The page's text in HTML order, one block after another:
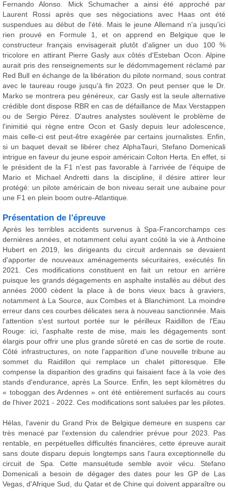
Fernando Alonso. Mick Schumacher a ainsi été approché par
Laurent Rossi après que ses négociations avec Haas ont été
suspendues au début de l'été. Mais le jeune Allemand n'a jusqu'ici
rien prouvé en Formule 1, et on apprend en Belgique que le
constructeur français envisagerait plutôt d'aligner un duo 100 %
tricolore en attirant Pierre Gasly aux côtés d'Esteban Ocon. Alpine
aurait pris des renseignements sur le dédommagement réclamé par
Red Bull en échange de la libération du pilote normand, sous contrat
avec le taureau rouge jusqu'à fin 2023. On peut penser que le Dr.
Marko se montrera peu généreux, car Gasly est la seule alternative
crédible dont dispose RBR en cas de défaillance de Max Verstappen
ou de Sergio Pérez. D'autres analystes soulèvent le problème de
l'inimitié qui règne entre Ocon et Gasly depuis leur adolescence,
mais celle-ci est peut-être exagérée par certains journalistes. Enfin,
si un baquet devait se libérer chez AlphaTauri, Stefano Domenicali
intrigue en faveur du jeune espoir américain Colton Herta. En effet, si
le président de la F1 n'est pas favorable à l'arrivée de l'équipe de
Mario et Michael Andretti dans la discipline, il désire attirer leur
protégé: un pilote américain de bon niveau serait une aubaine pour
une F1 en plein boom outre-Atlantique.
Présentation de l'épreuve
Après les terribles accidents survenus à Spa-Francorchamps ces
dernières années, et notamment celui ayant coûté la vie à Anthoine
Hubert en 2019, les dirigeants du circuit ardennais se devaient
d'apporter de nouveaux aménagements sécuritaires, exécutés fin
2021. Ces modifications constituent en fait un retour en arrière
puisque les grands dégagements en asphalte installés au début des
années 2000 cèdent la place à de bons vieux bacs à graviers,
notamment à La Source, aux Combes et à Blanchimont. La moindre
erreur dans ces courbes délicates sera à nouveau sanctionnée. Mais
l'attention s'est surtout portée sur le périlleux Raidillon de l'Eau
Rouge: ici, l'asphalte reste de mise, mais les dégagements sont
élargis pour offrir une plus grande sûreté en cas de sortie de route.
Côté infrastructures, on note l'apparition d'une nouvelle tribune au
sommet du Raidillon qui remplace un chalet pittoresque. Elle
compense la disparition des gradins qui faisaient face à la voie des
stands d'endurance, après La Source. Enfin, les sept kilomètres du
« toboggan des Ardennes » ont été entièrement surfacés au cours
de l'hiver 2021 - 2022. Ces modifications sont saluées par les pilotes.
Hélas, l'avenir du Grand Prix de Belgique demeure en suspens car
très menacé par l'extension du calendrier prévue pour 2023. Pas
rentable, en perpétuelles difficultés financières, cette épreuve aurait
sans doute disparu depuis longtemps sans l'aura exceptionnelle du
circuit de Spa. Cette mansuétude semble avoir vécu. Stefano
Domenicali a besoin de dégager des dates pour les GP de Las
Vegas, d'Afrique Sud, du Qatar et de Chine qui doivent apparaître ou